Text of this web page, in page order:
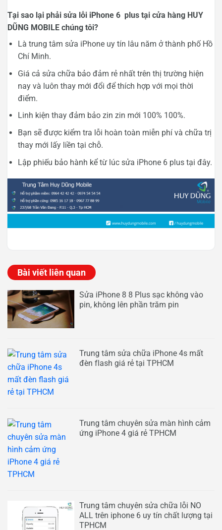
Tại sao lại phải sửa lỗi iPhone 6 plus tại cửa hàng HUY
DŨNG MOBILE chúng tôi?
Là trung tâm sửa iPhone uy tín lâu năm ở thành phố Hồ
Chí Minh.
Giá cả sửa chữa bảo đảm rẻ nhất trên thị trường hiện
nay và luôn thay mới đổi để thích hợp với mọi thời
điểm.
Linh kiện thay đảm bảo zin zin mới 100% 100%.
Bạn sẽ được kiểm tra lỗi hoàn toàn miễn phí và chữa trị
thay mới lấy liền tại chỗ.
Lập phiếu bảo hành kể từ lúc sửa iPhone 6 plus tại đây.
Bài viết liên quan
Sửa iPhone 8 8 Plus sạc không vào
pin, không lên phần trăm pin
Trung tâm sửa chữa iPhone 4s mất
đèn flash giá rẻ tại TPHCM
Trung tâm chuyên sửa màn hình cảm
ứng iPhone 4 giá rẻ TPHCM
Trung tâm chuyên sửa chữa lỗi NO
ALL trên iphone 6 uy tín chất lượng tại
TPHCM